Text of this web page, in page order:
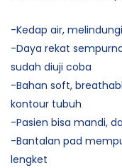
-Kedap air,
-Daya rekat
sudah diuji coba
-Bahan soft,
kontour tubuh
-Pasien bisa mandi,
-Bantalan pad
lengket